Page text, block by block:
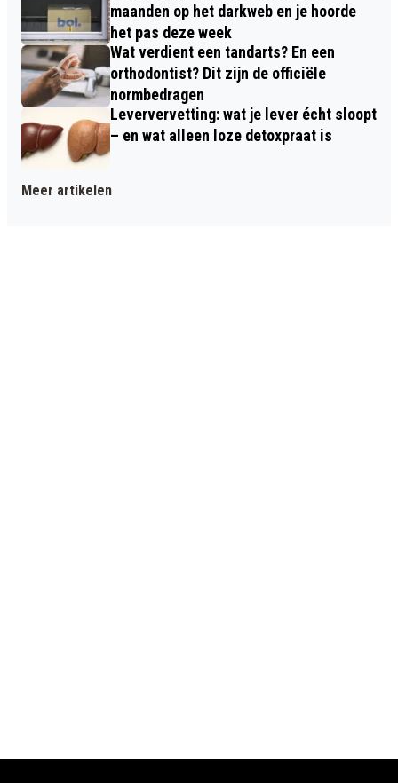
maanden op het darkweb en je hoorde
het pas deze week
Wat verdient een tandarts? En een
orthodontist? Dit zijn de officiële
normbedragen
Leververvetting: wat je lever écht sloopt
– en wat alleen loze detoxpraat is
Meer artikelen